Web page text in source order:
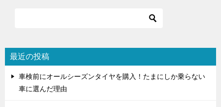
シ
ョ
最近の投稿
車検前にオールシーズンタイヤを購入！たまにしか乗らない
車に選んだ理由